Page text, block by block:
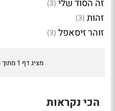
זה הסוד שלי (3)
זהות (3)
זוהר זיסאפל (3)
מציג דף 1 מתוך 3
הכי נקראות